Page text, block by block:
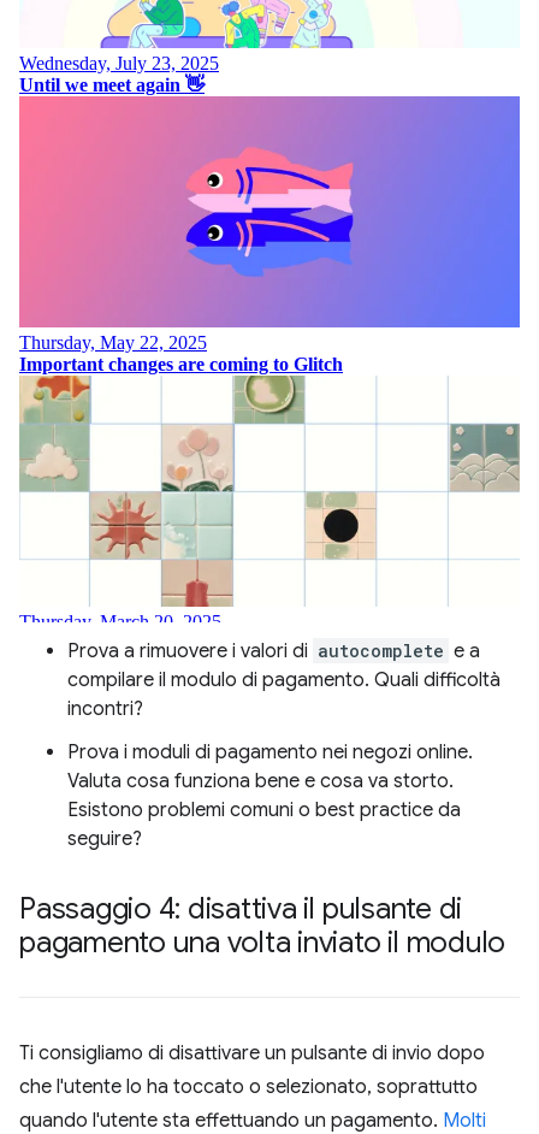
Prova a rimuovere i valori di autocomplete e a
compilare il modulo di pagamento. Quali difficoltà
incontri?
Prova i moduli di pagamento nei negozi online.
Valuta cosa funziona bene e cosa va storto.
Esistono problemi comuni o best practice da
seguire?
Passaggio 4: disattiva il pulsante di
pagamento una volta inviato il modulo
Ti consigliamo di disattivare un pulsante di invio dopo
che l'utente lo ha toccato o selezionato, soprattutto
quando l'utente sta effettuando un pagamento. Molti